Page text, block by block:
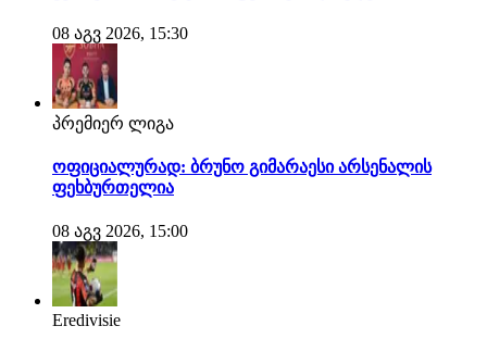
08 აგვ 2026, 15:30
პრემიერ ლიგა
ოფიციალურად: ბრუნო გიმარაესი არსენალის
ფეხბურთელია
08 აგვ 2026, 15:00
Eredivisie